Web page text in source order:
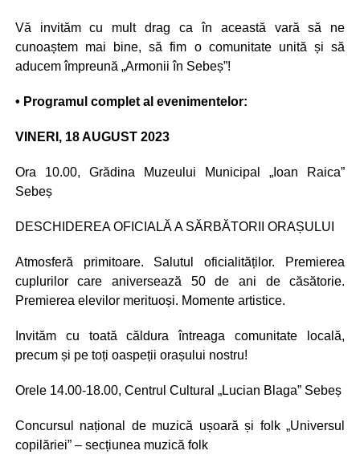
Vă invităm cu mult drag ca în această vară să ne
cunoaștem mai bine, să fim o comunitate unită și să
aducem împreună „Armonii în Sebeș”!
• Programul complet al evenimentelor:
VINERI, 18 AUGUST 2023
Ora 10.00, Grădina Muzeului Municipal „Ioan Raica”
Sebeș
DESCHIDEREA OFICIALĂ A SĂRBĂTORII ORAȘULUI
Atmosferă primitoare. Salutul oficialităților. Premierea
cuplurilor care aniversează 50 de ani de căsătorie.
Premierea elevilor merituoși. Momente artistice.
Invităm cu toată căldura întreaga comunitate locală,
precum și pe toți oaspeții orașului nostru!
Orele 14.00-18.00, Centrul Cultural „Lucian Blaga” Sebeș
Concursul național de muzică ușoară și folk „Universul
copilăriei” – secțiunea muzică folk